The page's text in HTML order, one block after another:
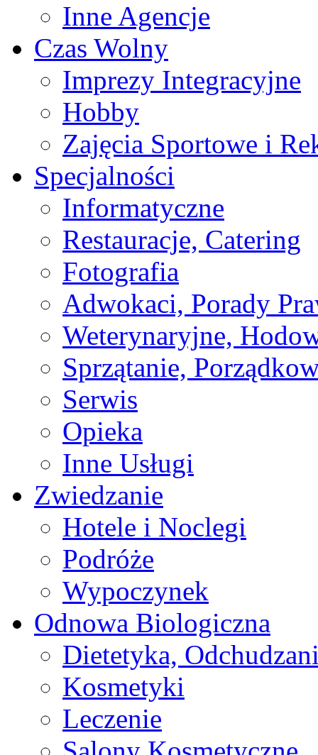
Inne Agencje
Czas Wolny
Imprezy Integracyjne
Hobby
Zajęcia Sportowe i
Specjalności
Informatyczne
Restauracje, Catering
Fotografia
Adwokaci, Porady
Weterynaryjne,
Sprzątanie,
Serwis
Opieka
Inne Usługi
Zwiedzanie
Hotele i Noclegi
Podróże
Wypoczynek
Odnowa Biologiczna
Dietetyka,
Kosmetyki
Leczenie